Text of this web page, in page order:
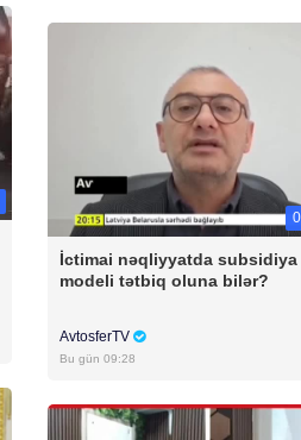
İctimai nəqliyyatda subsidiya
modeli tətbiq oluna bilər?
AvtosferTV
Bu gün 09:28